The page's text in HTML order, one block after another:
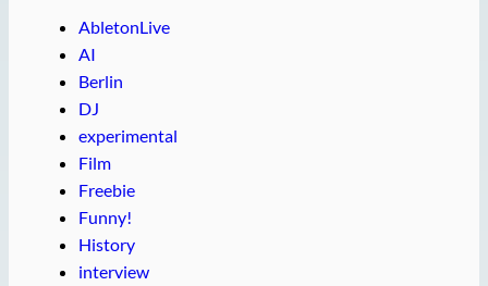
AbletonLive
AI
Berlin
DJ
experimental
Film
Freebie
Funny!
History
interview